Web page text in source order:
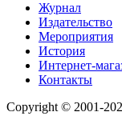
Журнал
Издательство
Мероприятия
История
Интернет-
Контакты
Copyright © 2001-